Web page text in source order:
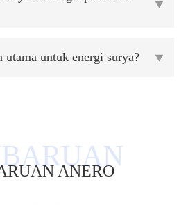

utama untuk energi surya? 
ANERO